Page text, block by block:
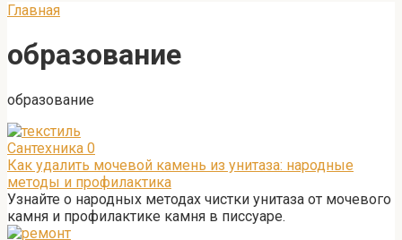
Главная
образование
образование
Сантехника 0
Как удалить мочевой камень из унитаза: народные
методы и профилактика
Узнайте о народных методах чистки унитаза от мочевого
камня и профилактике камня в писсуаре.